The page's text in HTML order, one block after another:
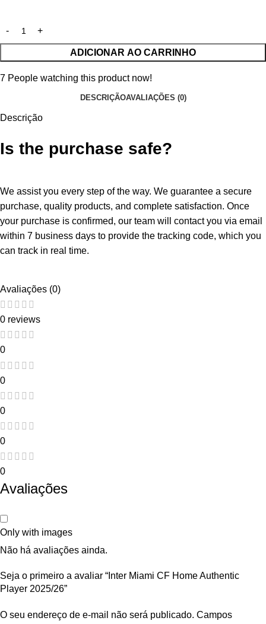
ADICIONAR AO CARRINHO
7 People watching this product now!
DESCRIÇÃOAVALIAÇÕES (0)
Descrição
Is the purchase safe?
We assist you every step of the way. We guarantee a secure
purchase, quality products, and complete satisfaction. Once
your purchase is confirmed, our team will contact you via email
within 7 business days to provide the tracking code, which you
can track in real time.
Avaliações (0)
0 reviews
0
0
0
0
0
Avaliações
Only with images
Não há avaliações ainda.
Seja o primeiro a avaliar “Inter Miami CF Home Authentic
Player 2025/26”
O seu endereço de e-mail não será publicado. Campos